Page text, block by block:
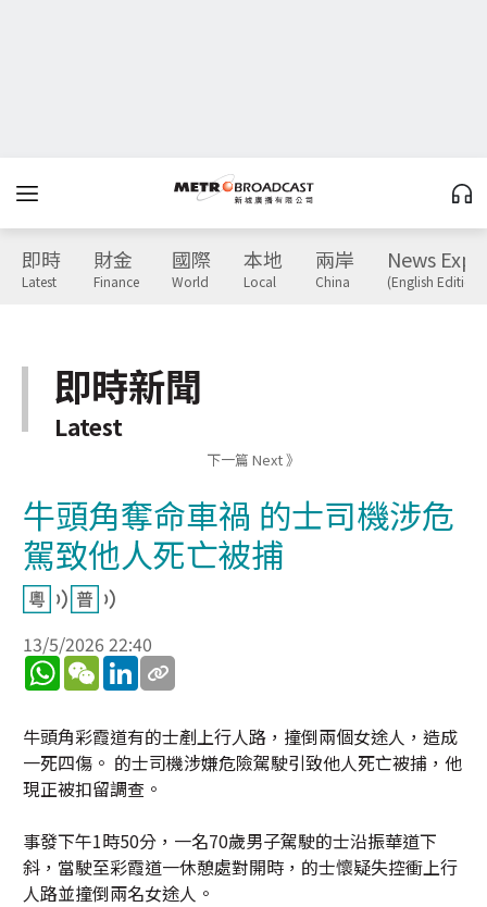
即時
Latest
財金
Finance
國際
World
本地
Local
兩岸
China
News
(English Edition)
即時新聞
Latest
下一篇 Next 》
牛頭角奪命車禍 的士司機涉危
駕致他人死亡被捕
13/5/2026 22:40
WhatsApp
WeChatLinkedIn
牛頭角彩霞道有的士剷上行人路，撞倒兩個女途人，造成
一死四傷。 的士司機涉嫌危險駕駛引致他人死亡被捕，他
現正被扣留調查。
事發下午1時50分，一名70歲男子駕駛的士沿振華道下
斜，當駛至彩霞道一休憩處對開時，的士懷疑失控衝上行
人路並撞倒兩名女途人。